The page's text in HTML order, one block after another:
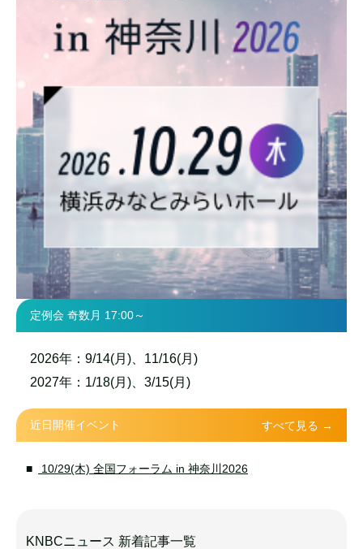
定例会 奇数月 17:00～
2026年：9/14(月)、11/16(月)
2027年：1/18(月)、3/15(月)
近日開催イベント すべて見る →
10/29(木) 全国フォーラム in 神奈川2026
KNBCニュース 新着記事一覧